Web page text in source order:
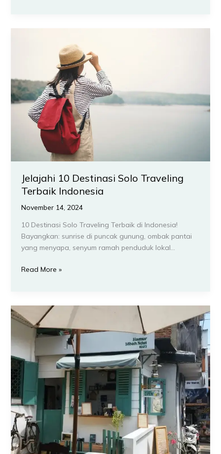
Jelajahi 10 Destinasi Solo Traveling
Terbaik Indonesia
November 14, 2024
10 Destinasi Solo Traveling Terbaik di Indonesia!
Bayangkan: sunrise di puncak gunung, ombak pantai
yang menyapa, senyum ramah penduduk lokal…
Traveling
Terbaik
Indonesia
Read More »
Spot
Vintage/Jadul
yang
Instagramable
di
Kota
Jelajahi
Pesona
Masa
Lalu